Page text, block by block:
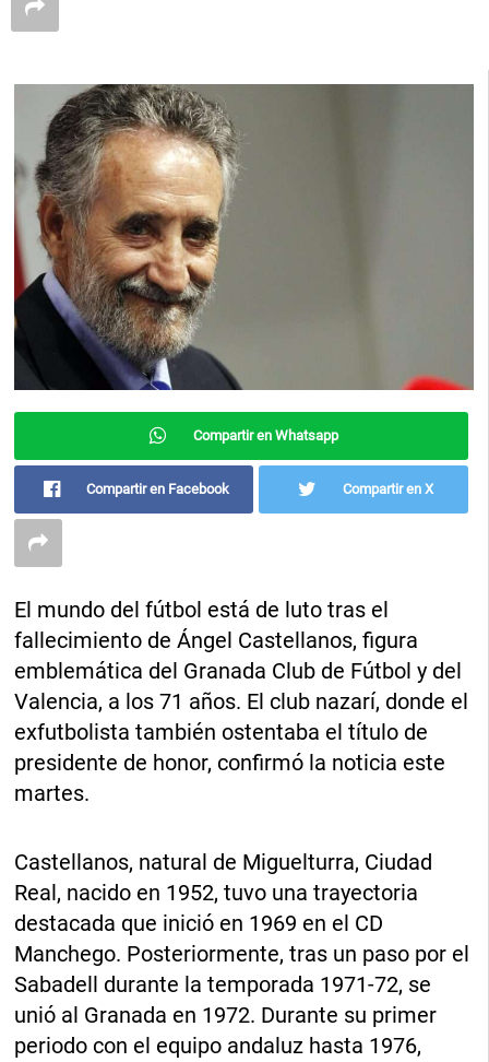
Compartir en Whatsapp
Compartir en Facebook Compartir en X
El mundo del fútbol está de luto tras el
fallecimiento de Ángel Castellanos, figura
emblemática del Granada Club de Fútbol y del
Valencia, a los 71 años. El club nazarí, donde el
exfutbolista también ostentaba el título de
presidente de honor, confirmó la noticia este
martes.
Castellanos, natural de Miguelturra, Ciudad
Real, nacido en 1952, tuvo una trayectoria
destacada que inició en 1969 en el CD
Manchego. Posteriormente, tras un paso por el
Sabadell durante la temporada 1971-72, se
unió al Granada en 1972. Durante su primer
periodo con el equipo andaluz hasta 1976,